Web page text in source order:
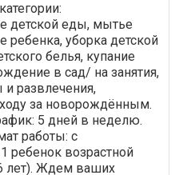
детской еды, мытье
ребенка, уборка детской
белья, купание
в сад/ на занятия,
и развлечения,
за новорождённым.
5 дней в неделю.
работы: c
ребенок возрастной
лет). Ждем ваших